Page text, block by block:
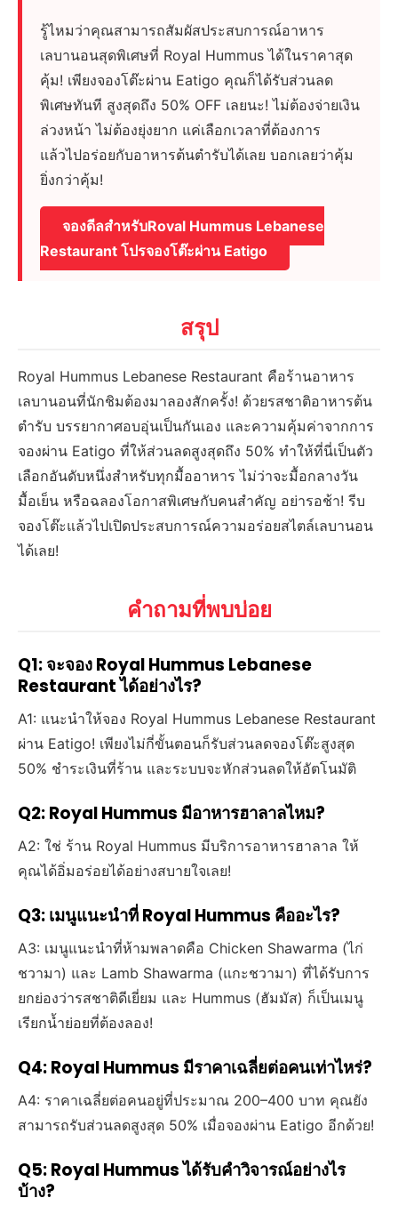
รู้ไหมว่าคุณสามารถสัมผัสประสบการณ์อาหาร
เลบานอนสุดพิเศษที่ Royal Hummus ได้ในราคาสุด
คุ้ม! เพียงจองโต๊ะผ่าน Eatigo คุณก็ได้รับส่วนลด
พิเศษทันที สูงสุดถึง 50% OFF เลยนะ! ไม่ต้องจ่ายเงิน
ล่วงหน้า ไม่ต้องยุ่งยาก แค่เลือกเวลาที่ต้องการ
แล้วไปอร่อยกับอาหารต้นตำรับได้เลย บอกเลยว่าคุ้ม
ยิ่งกว่าคุ้ม!
จองดีลสำหรับRoyal Hummus Lebanese
Restaurant โปรจองโต๊ะผ่าน Eatigo
สรุป
Royal Hummus Lebanese Restaurant คือร้านอาหาร
เลบานอนที่นักชิมต้องมาลองสักครั้ง! ด้วยรสชาติอาหารต้น
ตำรับ บรรยากาศอบอุ่นเป็นกันเอง และความคุ้มค่าจากการ
จองผ่าน Eatigo ที่ให้ส่วนลดสูงสุดถึง 50% ทำให้ที่นี่เป็นตัว
เลือกอันดับหนึ่งสำหรับทุกมื้ออาหาร ไม่ว่าจะมื้อกลางวัน
มื้อเย็น หรือฉลองโอกาสพิเศษกับคนสำคัญ อย่ารอช้า! รีบ
จองโต๊ะแล้วไปเปิดประสบการณ์ความอร่อยสไตล์เลบานอน
ได้เลย!
คำถามที่พบบ่อย
Q1: จะจอง Royal Hummus Lebanese
Restaurant ได้อย่างไร?
A1: แนะนำให้จอง Royal Hummus Lebanese Restaurant
ผ่าน Eatigo! เพียงไม่กี่ขั้นตอนก็รับส่วนลดจองโต๊ะสูงสุด
50% ชำระเงินที่ร้าน และระบบจะหักส่วนลดให้อัตโนมัติ
Q2: Royal Hummus มีอาหารฮาลาลไหม?
A2: ใช่ ร้าน Royal Hummus มีบริการอาหารฮาลาล ให้
คุณได้อิ่มอร่อยได้อย่างสบายใจเลย!
Q3: เมนูแนะนำที่ Royal Hummus คืออะไร?
A3: เมนูแนะนำที่ห้ามพลาดคือ Chicken Shawarma (ไก่
ชวามา) และ Lamb Shawarma (แกะชวามา) ที่ได้รับการ
ยกย่องว่ารสชาติดีเยี่ยม และ Hummus (ฮัมมัส) ก็เป็นเมนู
เรียกน้ำย่อยที่ต้องลอง!
Q4: Royal Hummus มีราคาเฉลี่ยต่อคนเท่าไหร่?
A4: ราคาเฉลี่ยต่อคนอยู่ที่ประมาณ 200–400 บาท คุณยัง
สามารถรับส่วนลดสูงสุด 50% เมื่อจองผ่าน Eatigo อีกด้วย!
Q5: Royal Hummus ได้รับคำวิจารณ์อย่างไร
บ้าง?